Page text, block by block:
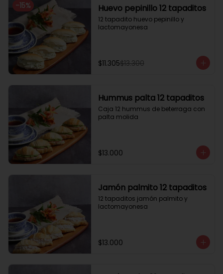
-15% Huevo pepinillo 12 tapaditos
12 tapadito huevo pepinillo y
lactomayonesa
$11.305$13.300
Hummus palta 12 tapaditos
Caja 12 hummus de beterraga con
palta molida
$13.000
Jamón palmito 12 tapaditos
12 tapaditos jamón palmito y
lactomayonesa
$13.000